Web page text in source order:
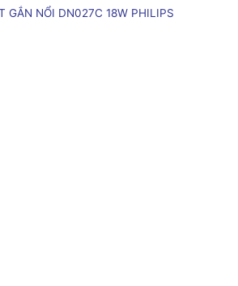
GẮN NỔI DN027C 18W PHILIPS